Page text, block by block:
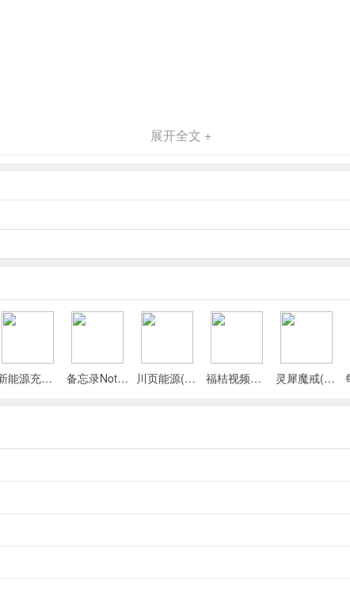
是找出所有错误。
升文字敏感度与语文素养。
辑推断等多种能力。
机制，老少皆宜锻炼大脑。
配度，完成错误定位与修正选择。
搜索能力。
，目标是找出所有错误。
达人。它可太好玩啦！玩家得在各种精美的图片里找错别字，像成
展开全文 +
新能源充电桩查询(充电桩查询应用) 备忘录Note(多功能记事APP) 川页能源(电池管理应用) 福桔视频最新手机版 灵犀魔戒(运动睡眠管家)